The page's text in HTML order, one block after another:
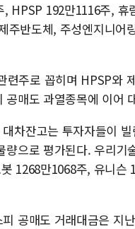
HPSP 192만1116주,
주반도체, 주성엔지니어
주로 꼽히며 HPSP와
매도 과열종목에 이어
차잔고는 투자자들이
으로 평가된다. 우리기
1268만1068주, 유니
공매도 거래대금은 지